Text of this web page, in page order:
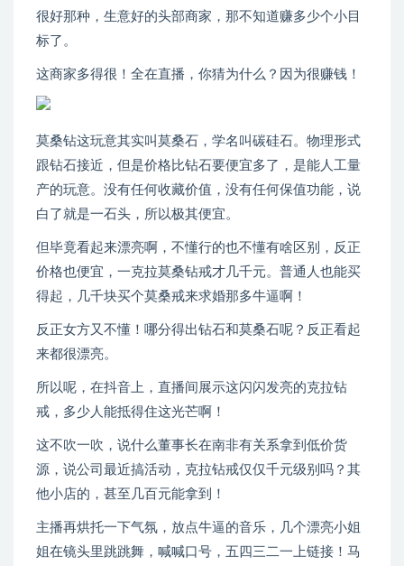
很好那种，生意好的头部商家，那不知道赚多少个小目
标了。
这商家多得很！全在直播，你猜为什么？因为很赚钱！
莫桑钻这玩意其实叫莫桑石，学名叫碳硅石。物理形式
跟钻石接近，但是价格比钻石要便宜多了，是能人工量
产的玩意。没有任何收藏价值，没有任何保值功能，说
白了就是一石头，所以极其便宜。
但毕竟看起来漂亮啊，不懂行的也不懂有啥区别，反正
价格也便宜，一克拉莫桑钻戒才几千元。普通人也能买
得起，几千块买个莫桑戒来求婚那多牛逼啊！
反正女方又不懂！哪分得出钻石和莫桑石呢？反正看起
来都很漂亮。
所以呢，在抖音上，直播间展示这闪闪发亮的克拉钻
戒，多少人能抵得住这光芒啊！
这不吹一吹，说什么董事长在南非有关系拿到低价货
源，说公司最近搞活动，克拉钻戒仅仅千元级别吗？其
他小店的，甚至几百元能拿到！
主播再烘托一下气氛，放点牛逼的音乐，几个漂亮小姐
姐在镜头里跳跳舞，喊喊口号，五四三二一上链接！马